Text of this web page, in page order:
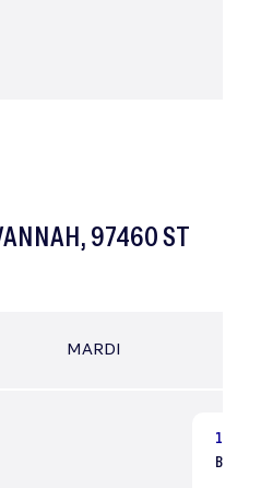
97460 ST
MARDI
15:30
BABY